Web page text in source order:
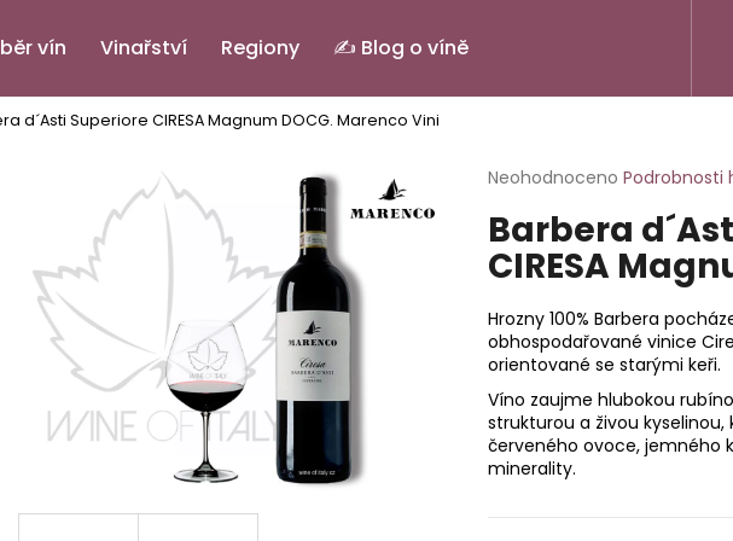
vín Vinařství Regiony ✍️ Blog o víně
d´Asti Superiore CIRESA Magnum DOCG. Marenco Vini
Průměrné
produktu
je
0,0
5
hvězdiček.
Neohodnoceno Podrobnosti
Barbera
CIRESA
Hrozny 100% Barbera
obhospodařované vinice
orientované se starými keři.
Víno zaujme hlubokou
strukturou a živou
červeného ovoce, jemného
minerality.
Co potřebujete najít?
HLEDAT
Doporučujeme
PINOT GRIGIO ALTO ADIGE DOC.
IL BASTARDO ROSSO ITALIANO